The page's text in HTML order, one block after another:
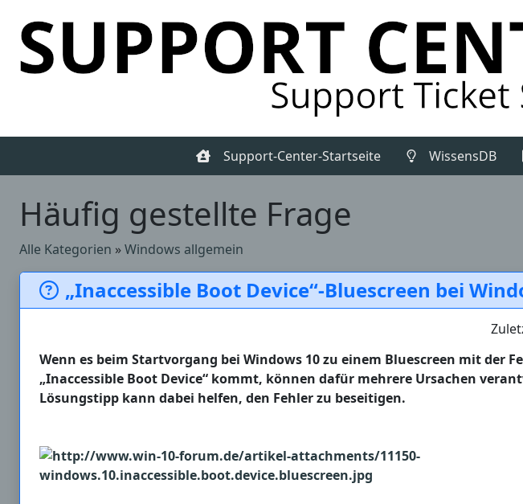
Support-Center-Startseite WissensDB
Häufig gestellte Frage
Alle Kategorien »Windows allgemein
„Inaccessible Boot Device“-Bluescreen bei
Wenn es beim Startvorgang bei Windows 10 zu einem Bluescreen mit der
„Inaccessible Boot Device“ kommt, können dafür mehrere Ursachen
Lösungstipp kann dabei helfen, den Fehler zu beseitigen.